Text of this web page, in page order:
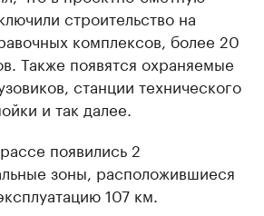
строительство на
комплексов, более 20
Также появятся охраняемые
станции технического
и так далее.
появились 2
зоны, расположившиеся
107 км.